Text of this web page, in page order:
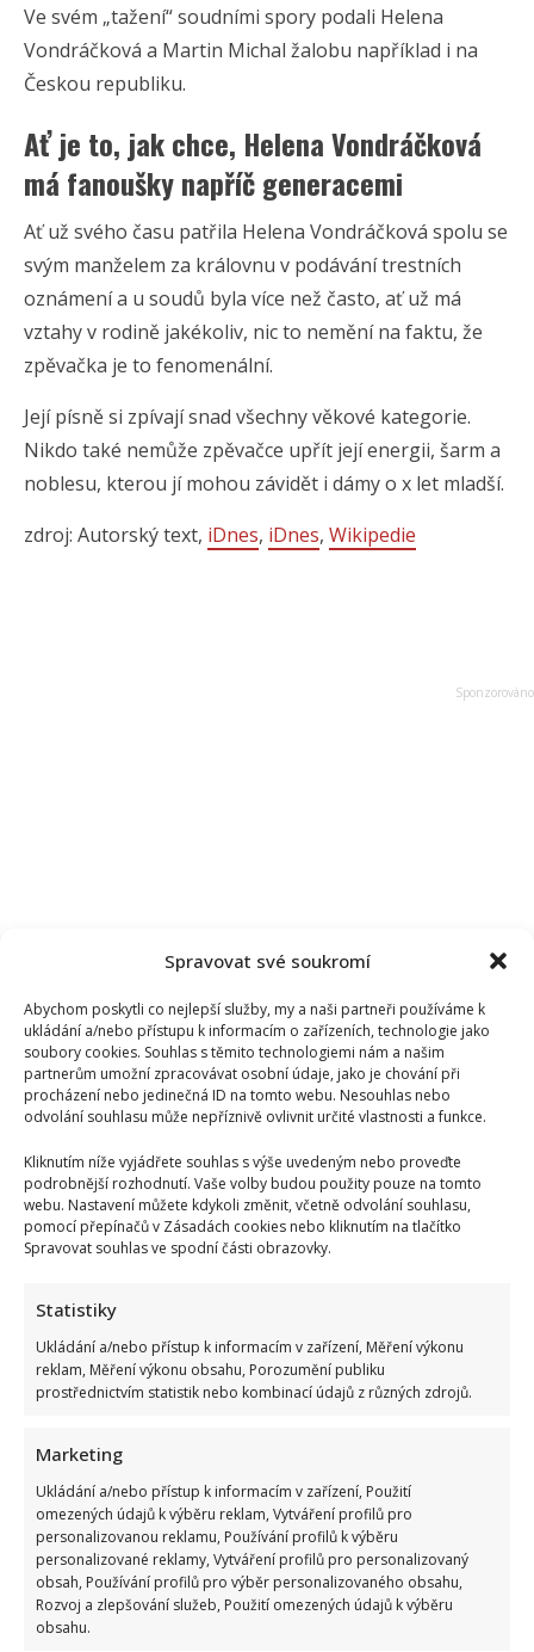
Spravovat své soukromí
Abychom poskytli co nejlepší služby, my a naši partneři používáme k
ukládání a/nebo přístupu k informacím o zařízeních, technologie jako
soubory cookies. Souhlas s těmito technologiemi nám a našim
partnerům umožní zpracovávat osobní údaje, jako je chování při
procházení nebo jedinečná ID na tomto webu. Nesouhlas nebo
odvolání souhlasu může nepříznivě ovlivnit určité vlastnosti a funkce.
Kliknutím níže vyjádřete souhlas s výše uvedeným nebo proveďte
podrobnější rozhodnutí. Vaše volby budou použity pouze na tomto
webu. Nastavení můžete kdykoli změnit, včetně odvolání souhlasu,
pomocí přepínačů v Zásadách cookies nebo kliknutím na tlačítko
Spravovat souhlas ve spodní části obrazovky.
Statistiky
Ukládání a/nebo přístup k informacím v zařízení, Měření výkonu
reklam, Měření výkonu obsahu, Porozumění publiku
prostřednictvím statistik nebo kombinací údajů z různých zdrojů.
Marketing
Ukládání a/nebo přístup k informacím v zařízení, Použití
omezených údajů k výběru reklam, Vytváření profilů pro
personalizovanou reklamu, Používání profilů k výběru
personalizované reklamy, Vytváření profilů pro personalizovaný
obsah, Používání profilů pro výběr personalizovaného obsahu,
Rozvoj a zlepšování služeb, Použití omezených údajů k výběru
obsahu.
Ve svém „tažení“ soudními spory podali Helena
Vondráčková a Martin Michal žalobu například i na
Českou republiku.
Ať je to, jak chce, Helena Vondráčková
má fanoušky napříč generacemi
Ať už svého času patřila Helena Vondráčková spolu se
svým manželem za královnu v podávání trestních
oznámení a u soudů byla více než často, ať už má
vztahy v rodině jakékoliv, nic to nemění na faktu, že
zpěvačka je to fenomenální.
Její písně si zpívají snad všechny věkové kategorie.
Nikdo také nemůže zpěvačce upřít její energii, šarm a
noblesu, kterou jí mohou závidět i dámy o x let mladší.
zdroj: Autorský text, iDnes, iDnes, Wikipedie
Přidejte svůj názor
KOMENTOVAT
Iveta Kohoutová
Trojlístek našich redaktorů doplňuje Iveta. Vrátila se na pozici
redaktorky po mateřské dovolené a našim čtenářům přináší
zajímavé informace o osobnostech, které se hřejí v záři reflektorů.
Kromě rodiny se Iveta ráda věnuje malování obrazů a miluje
adrenalinové sporty.